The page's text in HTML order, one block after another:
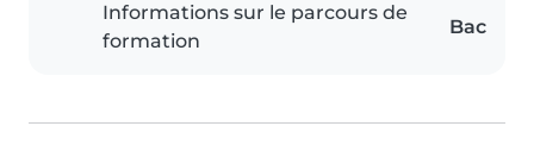
Informations sur le parcours de
formation
Bac